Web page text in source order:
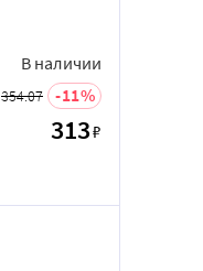
В наличии
354.07 11
313₽